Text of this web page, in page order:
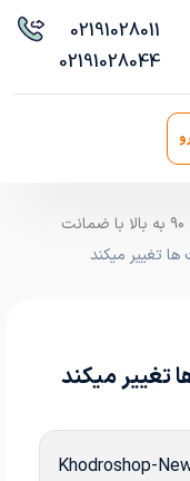
02191028011
02191028044
خودرو شاپ، خرید و فروش خودرو اقساطی مدل ۹۰ به بالا با ضمانت
ها تغییر میکند
تغییر میکند
Khodroshop-